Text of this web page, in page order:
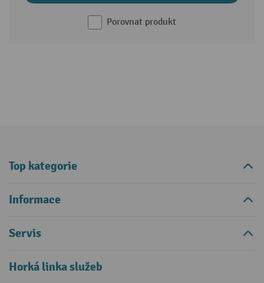
Porovnat produkt
Top kategorie
Informace
Servis
Horká linka služeb